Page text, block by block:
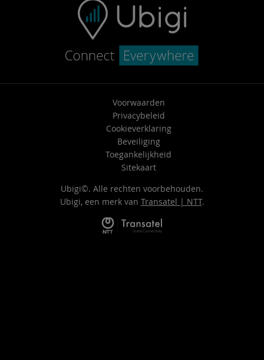
Voorwaarden
Privacybeleid
Cookieverklaring
Beveiliging
Toegankelijkheid
Sitekaart
Ubigi©. Alle rechten voorbehouden.
Ubigi, een merk van Transatel | NTT.